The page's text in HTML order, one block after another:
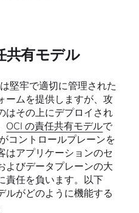
共有モデル
堅牢で適切に管理された
ームを提供しますが、攻
はその上にデプロイされ
OCI の責任共有モデルで
コントロールプレーンを
はアプリケーションのセ
よびデータプレーンの大
責任を負います。以下
ルがどのように機能する